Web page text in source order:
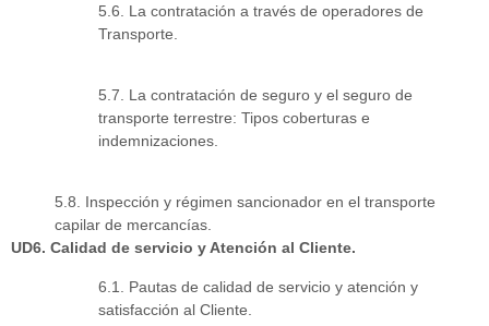
5.6. La contratación a través de operadores de
Transporte.
5.7. La contratación de seguro y el seguro de
transporte terrestre: Tipos coberturas e
indemnizaciones.
5.8. Inspección y régimen sancionador en el transporte
capilar de mercancías.
UD6. Calidad de servicio y Atención al Cliente.
6.1. Pautas de calidad de servicio y atención y
satisfacción al Cliente.